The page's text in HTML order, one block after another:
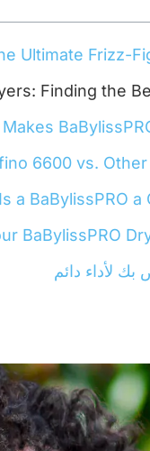
Ultimate Frizz-
Finding the
6600 vs.
Is a BaBylissPRO a
BaBylissPRO